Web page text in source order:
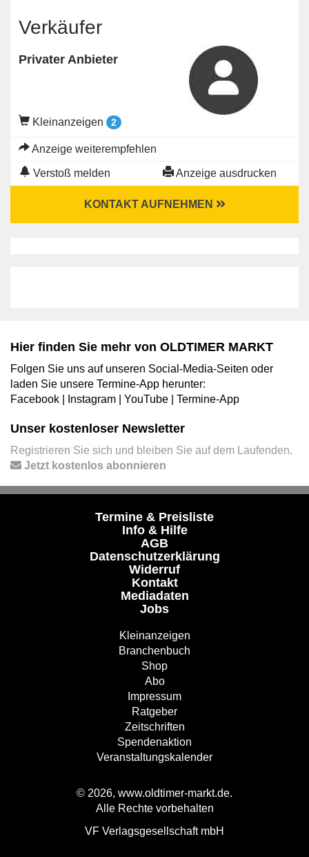
Verkäufer
Privater Anbieter
Kleinanzeigen 2
Anzeige weiterempfehlen
Verstoß melden Anzeige ausdrucken
KONTAKT AUFNEHMEN
Hier finden Sie mehr von OLDTIMER MARKT
Folgen Sie uns auf unseren Social-Media-Seiten oder
laden Sie unsere Termine-App herunter:
Facebook
Instagram YouTube Termine-App
Unser kostenloser Newsletter
Registrieren Sie sich und bleiben Sie auf dem Laufenden.
Jetzt kostenlos abonnieren
Termine & Preisliste
Info & Hilfe
AGB
Datenschutzerklärung
Widerruf
Kontakt
Mediadaten
Jobs
Kleinanzeigen
Branchenbuch
Shop
Abo
Impressum
Ratgeber
Zeitschriften
Spendenaktion
Veranstaltungskalender
© 2026, www.oldtimer-markt.de.
Alle Rechte vorbehalten
VF Verlagsgesellschaft mbH